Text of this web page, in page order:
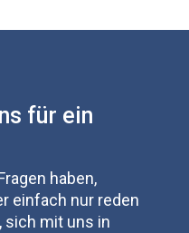
für ein
haben,
einfach nur reden
sich mit uns in